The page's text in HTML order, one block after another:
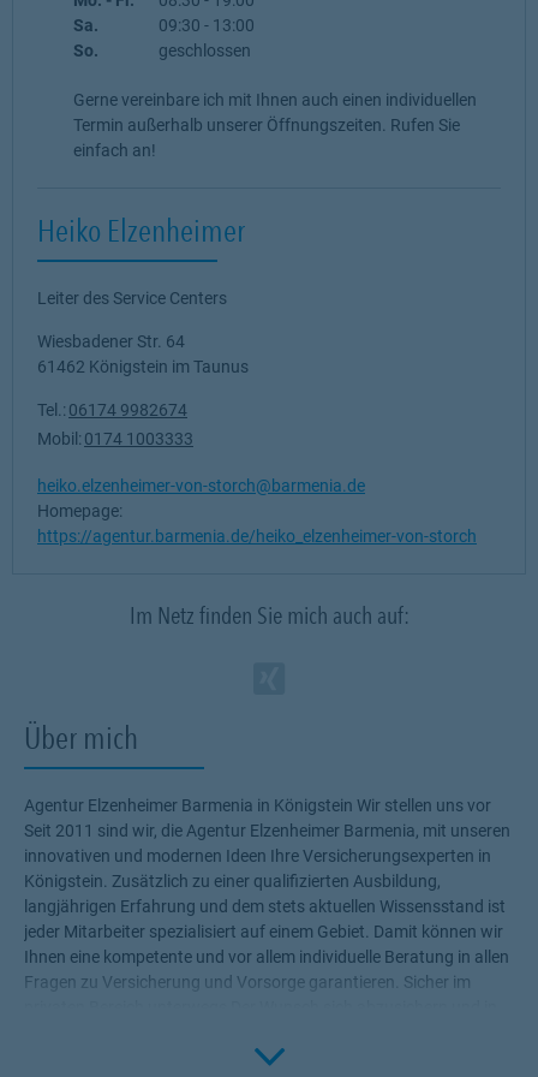
Über mich
Agentur Elzenheimer Barmenia in Königstein Wir stellen uns vor
Seit 2011 sind wir, die Agentur Elzenheimer Barmenia, mit unseren
innovativen und modernen Ideen Ihre Versicherungsexperten in
Königstein. Zusätzlich zu einer qualifizierten Ausbildung,
langjährigen Erfahrung und dem stets aktuellen Wissensstand ist
jeder Mitarbeiter spezialisiert auf einem Gebiet. Damit können wir
Ihnen eine kompetente und vor allem individuelle Beratung in allen
Fragen zu Versicherung und Vorsorge garantieren. Sicher im
in Gruppen zusammen, in denen die Menschen sich gegenseitig in
Click to
Sa.
09:30 - 13:00
So.
geschlossen
Gerne vereinbare ich mit Ihnen auch einen individuellen
Termin außerhalb unserer Öffnungszeiten. Rufen Sie
einfach an!
Heiko Elzenheimer
Leiter des Service Centers
Wiesbadener Str. 64
61462 Königstein im Taunus
Tel.: 06174 9982674
Mobil: 0174 1003333
heiko.elzenheimer-von-storch@barmenia.de
Homepage:
https://agentur.barmenia.de/heiko_elzenheimer-von-storch
Im Netz finden Sie mich auch auf: